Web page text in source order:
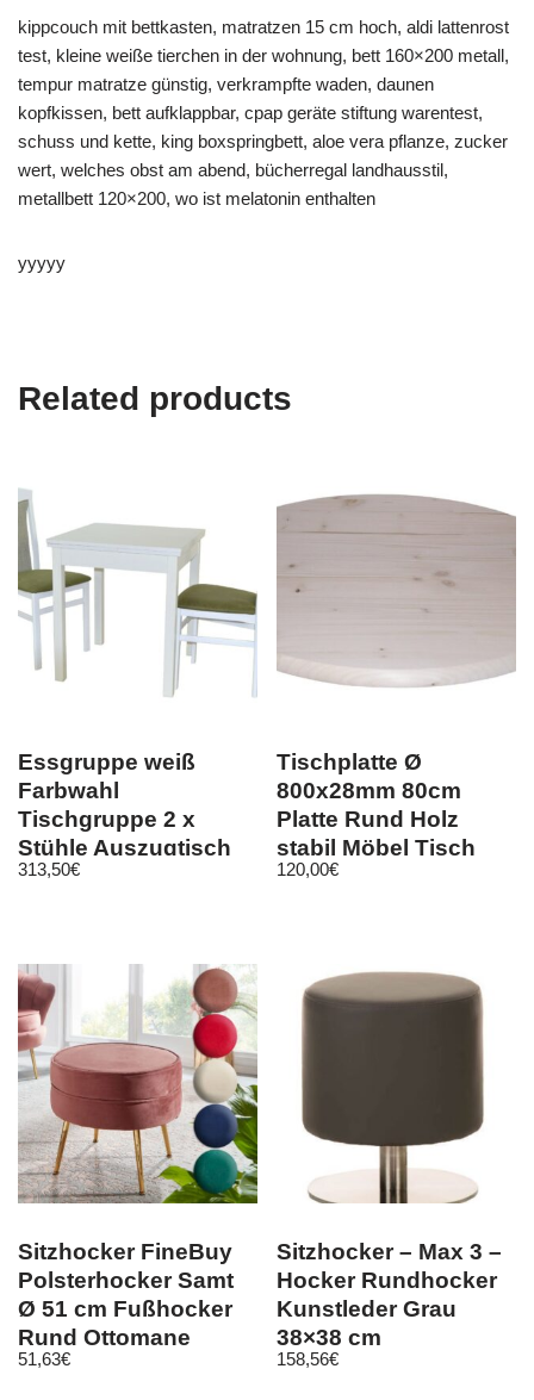
kippcouch mit bettkasten, matratzen 15 cm hoch, aldi lattenrost
test, kleine weiße tierchen in der wohnung, bett 160×200 metall,
tempur matratze günstig, verkrampfte waden, daunen
kopfkissen, bett aufklappbar, cpap geräte stiftung warentest,
schuss und kette, king boxspringbett, aloe vera pflanze, zucker
wert, welches obst am abend, bücherregal landhausstil,
metallbett 120×200, wo ist melatonin enthalten
yyyyy
Related products
Essgruppe weiß
Farbwahl
Tischgruppe 2 x
Stühle Auszugtisch
Esszimmergarnitur
313,50€
Tischplatte Ø
800x28mm 80cm
Platte Rund Holz
stabil Möbel Tisch
Holzplatte Faß
120,00€
Sitzhocker FineBuy
Polsterhocker Samt
Ø 51 cm Fußhocker
Rund Ottomane
Hocker
51,63€
Sitzhocker – Max 3 –
Hocker Rundhocker
Kunstleder Grau
38×38 cm
158,56€